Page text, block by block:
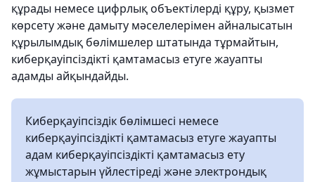
құрады немесе цифрлық объектілерді құру, қызмет
көрсету және дамыту мәселелерімен айналысатын
құрылымдық бөлімшелер штатында тұрмайтын,
киберқауіпсіздікті қамтамасыз етуге жауапты
адамды айқындайды.
Киберқауіпсіздік бөлімшесі немесе
киберқауіпсіздікті қамтамасыз етуге жауапты
адам киберқауіпсіздікті қамтамасыз ету
жұмыстарын үйлестіреді және электрондық